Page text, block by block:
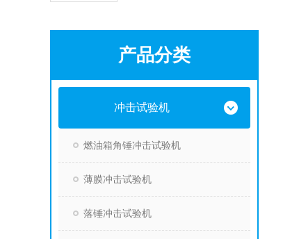
产品分类
冲击试验机
燃油箱角锤冲击试验机
薄膜冲击试验机
落锤冲击试验机